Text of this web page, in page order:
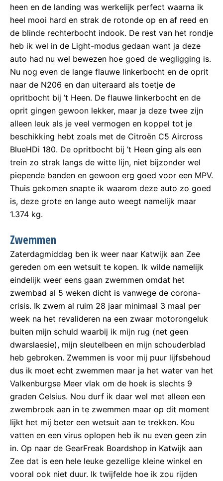
heen en de landing was werkelijk perfect waarna ik
heel mooi hard en strak de rotonde op en af reed en
de blinde rechterbocht indook. De rest van het rondje
heb ik wel in de Light-modus gedaan want ja deze
auto had nu wel bewezen hoe goed de wegligging is.
Nu nog even de lange flauwe linkerbocht en de oprit
naar de N206 en dan uiteraard als toetje de
opritbocht bij ’t Heen. De flauwe linkerbocht en de
oprit gingen gewoon lekker, maar ja deze twee zijn
alleen leuk als je veel vermogen en koppel tot je
beschikking hebt zoals met de Citroën C5 Aircross
BlueHDi 180. De opritbocht bij ’t Heen ging als een
trein zo strak langs de witte lijn, niet bijzonder wel
piepende banden en gewoon erg goed voor een MPV.
Thuis gekomen snapte ik waarom deze auto zo goed
is, deze grote en lange auto weegt namelijk maar
1.374 kg.
Zwemmen
Zaterdagmiddag ben ik weer naar Katwijk aan Zee
gereden om een wetsuit te kopen. Ik wilde namelijk
eindelijk weer eens gaan zwemmen omdat het
zwembad al 5 weken dicht is vanwege de corona-
crisis. Ik zwem al ruim 28 jaar minimaal 3 maal per
week na het revalideren na een zwaar motorongeluk
buiten mijn schuld waarbij ik mijn rug (net geen
dwarslaesie), mijn sleutelbeen en mijn schouderblad
heb gebroken. Zwemmen is voor mij puur lijfsbehoud
dus ik moet echt zwemmen maar ja het water van het
Valkenburgse Meer vlak om de hoek is slechts 9
graden Celsius. Nou durf ik daar wel met alleen een
zwembroek aan in te zwemmen maar op dit moment
lijkt het mij beter een wetsuit aan te trekken. Kou
vatten en een virus oplopen heb ik nu even geen zin
in. Op naar de GearFreak Boardshop in Katwijk aan
Zee dat is een hele leuke gezellige kleine winkel en
vooral ook niet duur. Ik twijfelde hoe ik zou rijden